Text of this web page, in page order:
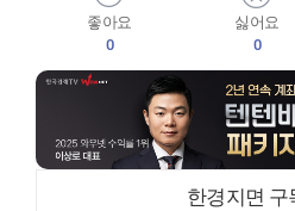
좋아요
0
싫어요
0
한경지면 구